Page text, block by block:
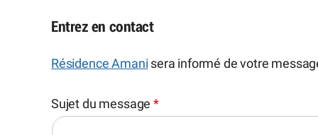
Entrez en contact
Résidence Amani sera informé de votre
Sujet du message*